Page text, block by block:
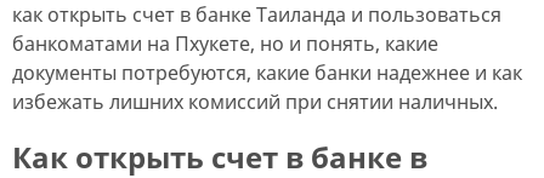
как открыть счет в банке Таиланда и пользоваться
банкоматами на Пхукете, но и понять, какие
документы потребуются, какие банки надежнее и как
избежать лишних комиссий при снятии наличных.
Как открыть счет в банке в